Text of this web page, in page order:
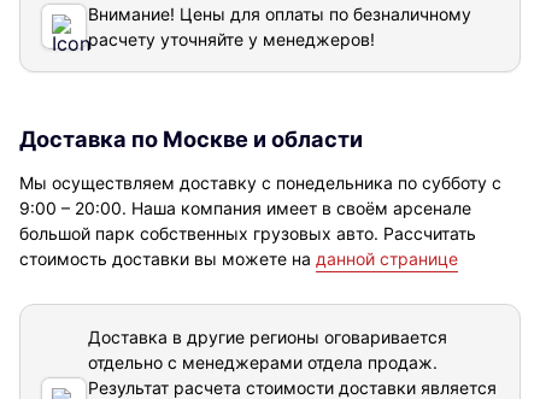
Внимание! Цены для оплаты по безналичному
расчету уточняйте у менеджеров!
Доставка по Москве и области
Мы осуществляем доставку с понедельника по субботу с
9:00 – 20:00. Наша компания имеет в своём арсенале
большой парк собственных грузовых авто. Рассчитать
стоимость доставки вы можете на данной странице
Доставка в другие регионы оговаривается
отдельно с менеджерами отдела продаж.
Результат расчета стоимости доставки является